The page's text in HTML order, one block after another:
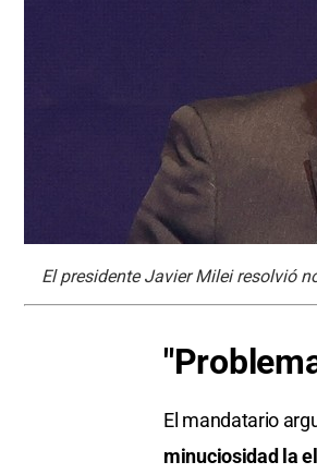
El presidente Javier Milei resolvió
El mandatario
minuciosidad la